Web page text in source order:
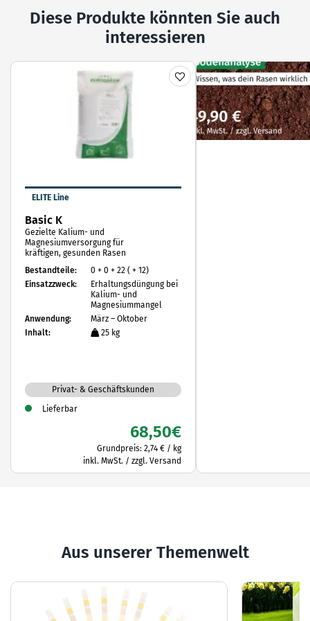
Diese Produkte könnten Sie auch
interessieren
ELITE Line
Basic K
Gezielte Kalium- und
Magnesiumversorgung für
kräftigen, gesunden Rasen
Bestandteile:
0 + 0 + 22 ( + 12)
Einsatzzweck:
Erhaltungsdüngung bei
Kalium- und
Magnesiummangel
Anwendung:
März – Oktober
Inhalt:
25 kg
Privat- & Geschäftskunden
Lieferbar
68,50€
Grundpreis: 2,74 € / kg
inkl. MwSt. / zzgl. Versand
Aus unserer Themenwelt